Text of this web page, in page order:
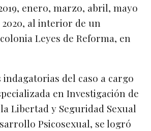
enero, marzo, abril, mayo
al interior de un
Leyes de Reforma, en
indagatorias del caso a cargo
en Investigación de
Libertad y Seguridad Sexual
Psicosexual, se logró